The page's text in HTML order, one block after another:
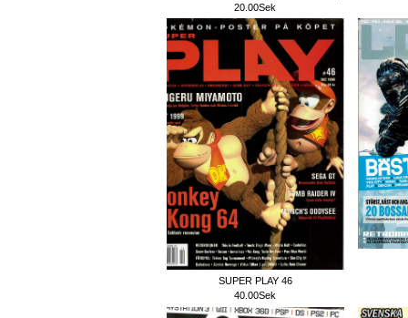
20.00Sek
SUPER PLAY 46
40.00Sek